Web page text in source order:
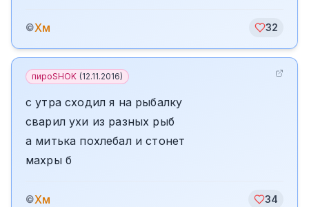
©Хм 32
пироSHOK (12.11.2016)
с утра сходил я на рыбалку
сварил ухи из разных рыб
а митька похлебал и стонет
махры б
©Хм 34